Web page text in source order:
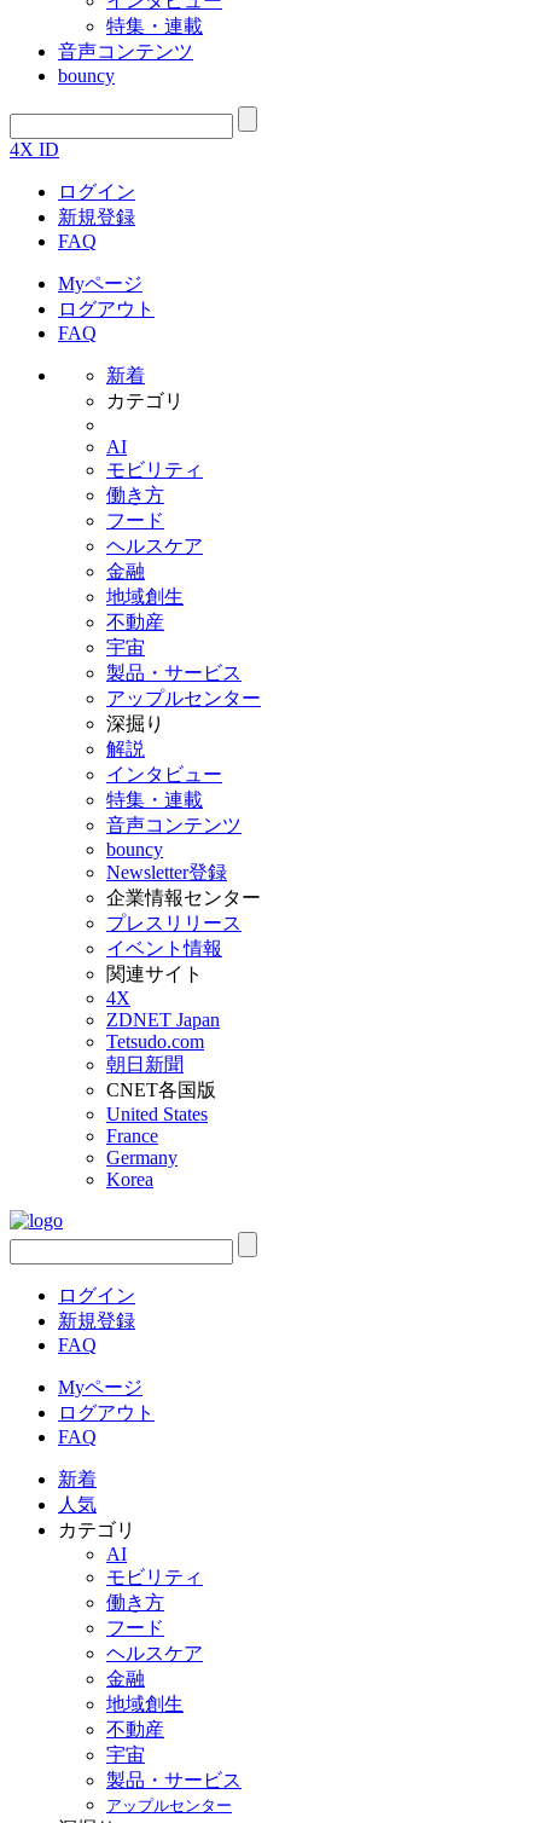
特集・連載
音声コンテンツ
bouncy
4X ID
ログイン
新規登録
FAQ
Myページ
ログアウト
FAQ
新着
カテゴリ
AI
モビリティ
働き方
フード
ヘルスケア
金融
地域創生
不動産
宇宙
製品・サービス
アップルセンター
深掘り
解説
インタビュー
特集・連載
音声コンテンツ
bouncy
Newsletter登録
企業情報センター
プレスリリース
イベント情報
関連サイト
4X
ZDNET Japan
Tetsudo.com
朝日新聞
CNET各国版
United States
France
Germany
Korea
ログイン
新規登録
FAQ
Myページ
ログアウト
FAQ
新着
人気
カテゴリ
AI
モビリティ
働き方
フード
ヘルスケア
金融
地域創生
不動産
宇宙
製品・サービス
アップルセンター